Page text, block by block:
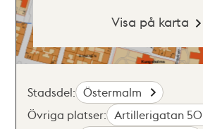
Visa på karta
Stadsdel: Östermalm
Övriga platser: Artillerigatan 50